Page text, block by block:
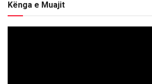
Kënga e Muajit